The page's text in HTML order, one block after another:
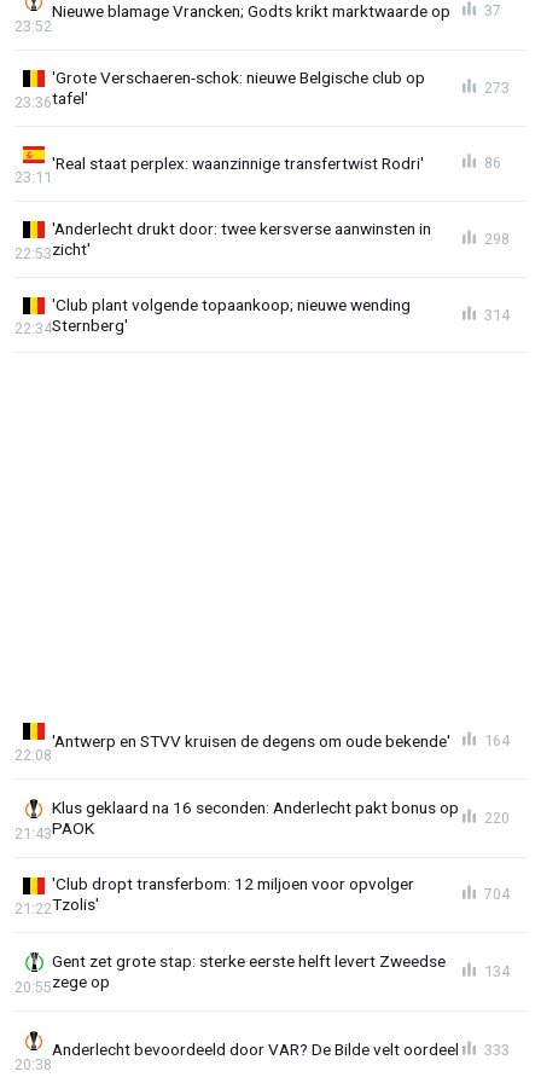
Nieuwe blamage Vrancken; Godts krikt marktwaarde op
23:52
37
'Grote Verschaeren-schok: nieuwe Belgische club op
tafel'
23:36
273
'Real staat perplex: waanzinnige transfertwist Rodri'
23:11
86
'Anderlecht drukt door: twee kersverse aanwinsten in
zicht'
22:53
298
'Club plant volgende topaankoop; nieuwe wending
Sternberg'
22:34
314
'Antwerp en STVV kruisen de degens om oude bekende'
22:08
164
Klus geklaard na 16 seconden: Anderlecht pakt bonus op
PAOK
21:43
220
'Club dropt transferbom: 12 miljoen voor opvolger
Tzolis'
21:22
704
Gent zet grote stap: sterke eerste helft levert Zweedse
zege op
20:55
134
Anderlecht bevoordeeld door VAR? De Bilde velt oordeel
20:38
333